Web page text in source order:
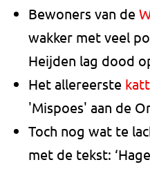
Bewoners van de
wakker met veel
Heijden lag dood
Het allereerste
'Mispoes' aan de
Toch nog wat te
met de tekst: